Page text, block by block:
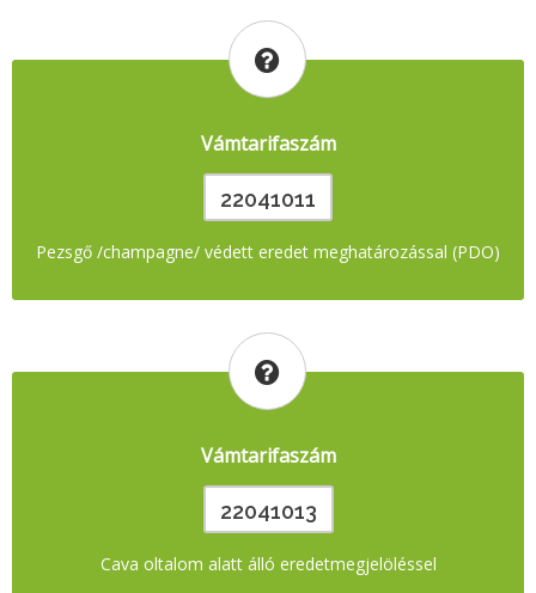
Vámtarifaszám
22041011
Pezsgő /champagne/ védett eredet meghatározással (PDO)
Vámtarifaszám
22041013
Cava oltalom alatt álló eredetmegjelöléssel